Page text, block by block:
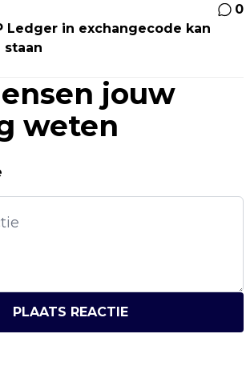
0
Ledger in exchangecode kan
jouw
weten
PLAATS REACTIE